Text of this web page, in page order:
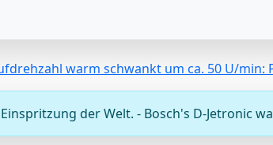
warm schwankt um ca. 50 U/
der Welt. - Bosch's D-Jetronic